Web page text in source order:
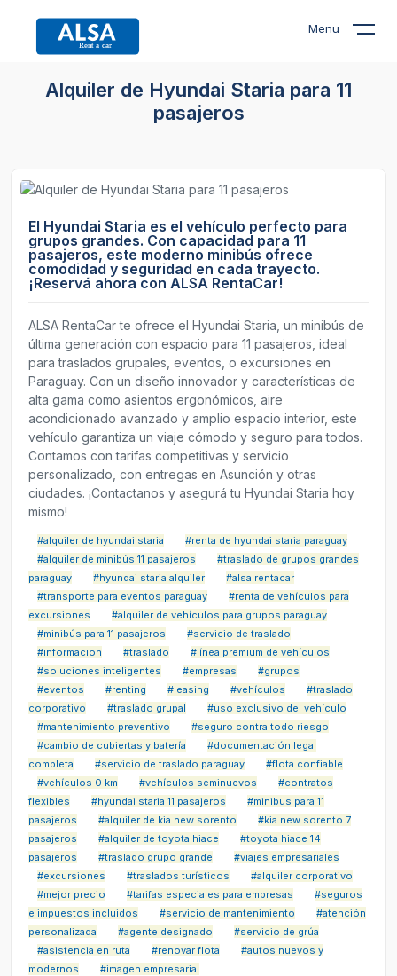
Menu
Alquiler de Hyundai Staria para 11
pasajeros
El Hyundai Staria es el vehículo perfecto para
grupos grandes. Con capacidad para 11
pasajeros, este moderno minibús ofrece
comodidad y seguridad en cada trayecto.
¡Reservá ahora con ALSA RentaCar!
ALSA RentaCar te ofrece el Hyundai Staria, un minibús de
última generación con espacio para 11 pasajeros, ideal
para traslados grupales, eventos, o excursiones en
Paraguay. Con un diseño innovador y características de
alta gama como asientos ergonómicos, aire
acondicionado avanzado y amplio espacio interior, este
vehículo garantiza un viaje cómodo y seguro para todos.
Contamos con tarifas competitivas y servicio
personalizado, con entregas en Asunción y otras
ciudades. ¡Contactanos y asegurá tu Hyundai Staria hoy
mismo!
#alquiler de hyundai staria
#renta de hyundai staria paraguay
#alquiler de minibús 11 pasajeros
#traslado de grupos grandes
paraguay
#hyundai staria alquiler
#alsa rentacar
#transporte para eventos paraguay
#renta de vehículos para
excursiones
#alquiler de vehículos para grupos paraguay
#minibús para 11 pasajeros
#servicio de traslado
#informacion
#traslado
#línea premium de vehículos
#soluciones inteligentes
#empresas
#grupos
#eventos
#renting #leasing #vehículos
#traslado
corporativo
#traslado grupal
#uso exclusivo del vehículo
#mantenimiento preventivo
#seguro contra todo riesgo
#cambio de cubiertas y batería
#documentación legal
completa
#servicio de traslado paraguay
#flota confiable
#vehículos 0 km
#vehículos seminuevos
#contratos
flexibles
#hyundai staria 11 pasajeros
#minibus para 11
pasajeros
#alquiler de kia new sorento
#kia new sorento 7
pasajeros
#alquiler de toyota hiace
#toyota hiace 14
pasajeros
#traslado grupo grande
#viajes empresariales
#excursiones
#traslados turísticos
#alquiler corporativo
#mejor precio
#tarifas especiales para empresas
#seguros
e impuestos incluidos
#servicio de mantenimiento
#atención
personalizada
#agente designado
#servicio de grúa
#asistencia en ruta
#renovar flota
#autos nuevos y
modernos
#imagen empresarial